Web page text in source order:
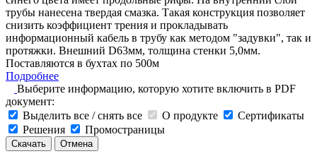
трубы нанесена твердая смазка. Такая конструкция позволяет
снизить коэффициент трения и прокладывать
информационный кабель в трубу как методом "задувки", так и
протяжки. Внешний D63мм, толщина стенки 5,0мм.
Поставляются в бухтах по 500м
Подробнее
Выберите информацию, которую хотите включить в PDF
документ:
Выделить все / снять все
О продукте
Сертификаты
Решения
Промостраницы
Скачать Отмена